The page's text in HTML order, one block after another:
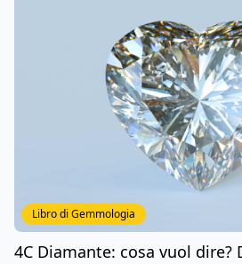
Libro di Gemmologia
4C Diamante: cosa vuol dire?